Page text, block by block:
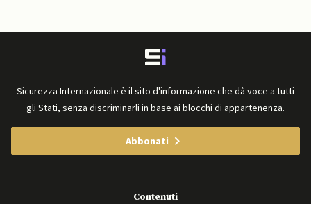
Sicurezza Internazionale è il sito d'informazione che dà voce a tutti
gli Stati, senza discriminarli in base ai blocchi di appartenenza.
Abbonati
Contenuti